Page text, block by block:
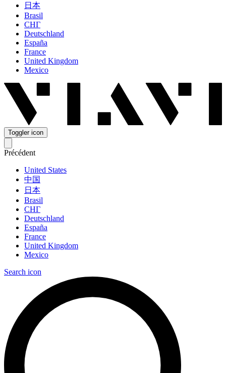
日本
Brasil
СНГ
Deutschland
España
France
United Kingdom
Mexico
Toggler icon
Précédent
United States
中国
日本
Brasil
СНГ
Deutschland
España
France
United Kingdom
Mexico
Search icon